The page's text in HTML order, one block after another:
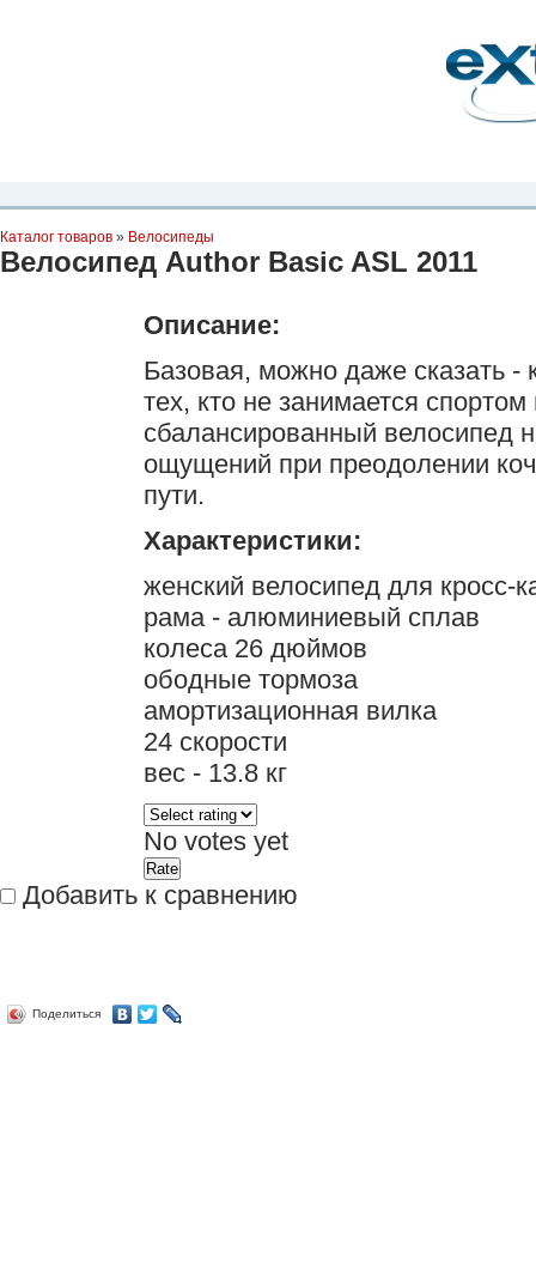
Каталог товаров » Велосипеды
Велосипед Author Basic ASL 2011
Описание:
Базовая, можно даже сказать -
тех, кто не занимается
сбалансированный велосипед
ощущений при преодолении
пути.
Характеристики:
женский велосипед для кросс-
рама - алюминиевый сплав
колеса 26 дюймов
ободные тормоза
амортизационная вилка
24 скорости
вес - 13.8 кг
No votes yet
Добавить к сравнению
Поделиться